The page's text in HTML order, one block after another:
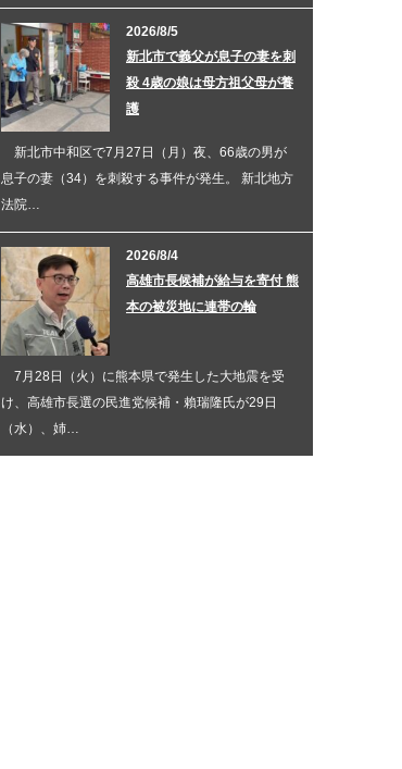
2026/8/5
新北市で義父が息子の妻を刺
殺 4歳の娘は母方祖父母が養
護
新北市中和区で7月27日（月）夜、66歳の男が
息子の妻（34）を刺殺する事件が発生。 新北地方
法院…
2026/8/4
高雄市長候補が給与を寄付 熊
本の被災地に連帯の輪
7月28日（火）に熊本県で発生した大地震を受
け、高雄市長選の民進党候補・賴瑞隆氏が29日
（水）、姉…